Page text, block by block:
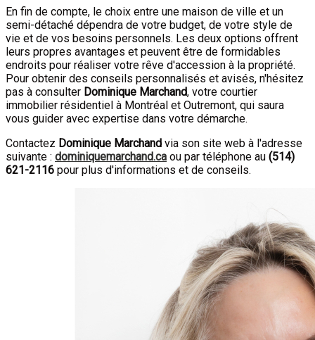
En fin de compte, le choix entre une maison de ville et un
semi-détaché dépendra de votre budget, de votre style de
vie et de vos besoins personnels. Les deux options offrent
leurs propres avantages et peuvent être de formidables
endroits pour réaliser votre rêve d'accession à la propriété.
Pour obtenir des conseils personnalisés et avisés, n'hésitez
pas à consulter Dominique Marchand, votre courtier
immobilier résidentiel à Montréal et Outremont, qui saura
vous guider avec expertise dans votre démarche.
Contactez Dominique Marchand via son site web à l'adresse
suivante : dominiquemarchand.ca ou par téléphone au (514)
621-2116 pour plus d'informations et de conseils.